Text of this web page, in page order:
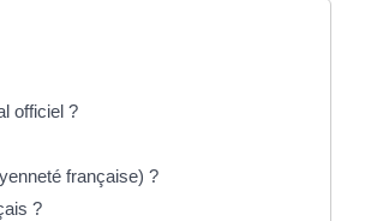
officiel ?
française) ?
?